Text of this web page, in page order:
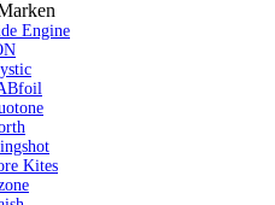
Engine
Kites